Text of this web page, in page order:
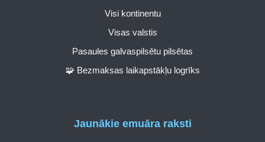
Visi kontinentu
Visas valstis
Pasaules galvaspilsētu pilsētas
🧩 Bezmaksas laikapstākļu logrīks
Jaunākie emuāra raksti